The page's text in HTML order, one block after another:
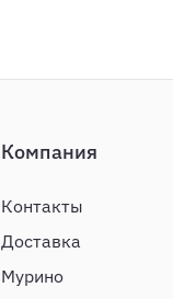
Компания
Контакты
Доставка
Мурино